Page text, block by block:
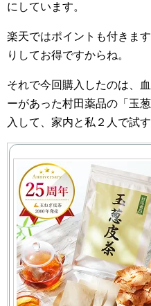
にしています。
楽天ではポイントも付きま
りしてお得ですからね。
それで今回購入したのは、
ーがあった村田薬品の「玉
入して、家内と私２人で試